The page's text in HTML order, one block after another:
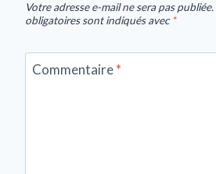
Votre adresse e-mail ne sera pas publiée.
obligatoires sont indiqués avec*
Commentaire*